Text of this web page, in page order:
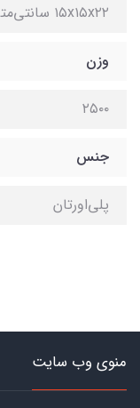
۱۵x۱۵x۲۲ سانتی‌متر
وزن
۲۵۰۰
جنس
پلی‌اورتان
منوی وب سایت